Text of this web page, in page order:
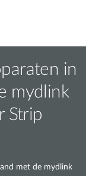
in
mydlink
Strip
met de mydlink